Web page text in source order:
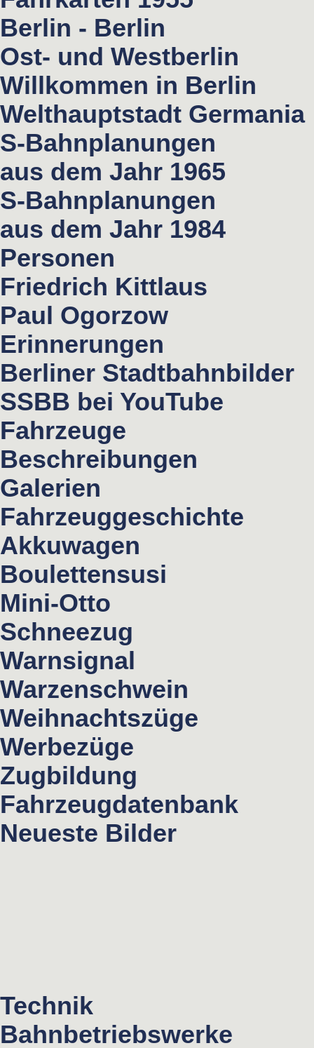
Berlin - Berlin
Ost- und Westberlin
Willkommen in Berlin
Welthauptstadt Germania
S-Bahnplanungen
aus dem Jahr 1965
S-Bahnplanungen
aus dem Jahr 1984
Personen
Friedrich Kittlaus
Paul Ogorzow
Erinnerungen
Berliner Stadtbahnbilder
SSBB bei YouTube
Fahrzeuge
Beschreibungen
Galerien
Fahrzeuggeschichte
Akkuwagen
Boulettensusi
Mini-Otto
Schneezug
Warnsignal
Warzenschwein
Weihnachtszüge
Werbezüge
Zugbildung
Fahrzeugdatenbank
Neueste Bilder
Technik
Bahnbetriebswerke